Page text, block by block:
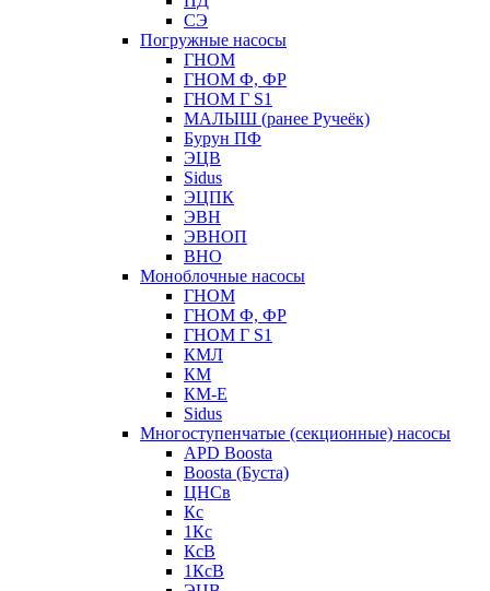
СЭ
Погружные насосы
ГНОМ
ГНОМ Ф, ФР
ГНОМ Г S1
МАЛЫШ (ранее Ручеёк)
Бурун ПФ
ЭЦВ
Sidus
ЭЦПК
ЭВН
ЭВНОП
ВНО
Моноблочные насосы
ГНОМ
ГНОМ Ф, ФР
ГНОМ Г S1
КМЛ
КМ
КМ-Е
Sidus
Многоступенчатые (секционные) насосы
APD Boosta
Boosta (Буста)
ЦНСв
Кс
1Кс
КсВ
1КсВ